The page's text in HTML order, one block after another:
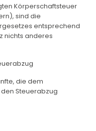
Körperschaftsteuer
sind die
entsprechend
nichts anderes
die dem
Steuerabzug